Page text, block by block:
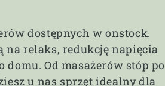
dostępnych w onstock.
na relaks, redukcję napięcia
Od masażerów stóp po
u nas sprzęt idealny dla